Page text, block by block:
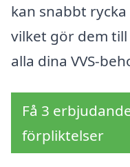
kan snabbt
vilket gör dem
alla dina VVS-
Få 3
förpliktelser